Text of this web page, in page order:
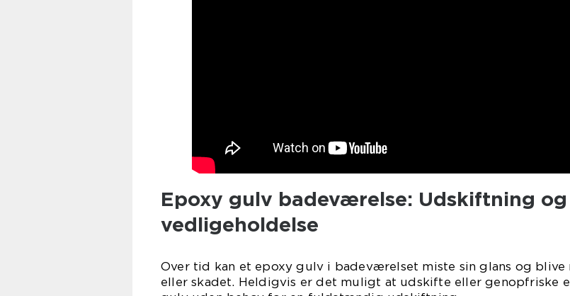
Epoxy gulv badeværelse: Udskiftning og
vedligeholdelse
Over tid kan et epoxy gulv i badeværelset miste sin glans og blive
eller skadet. Heldigvis er det muligt at udskifte eller genopfriske